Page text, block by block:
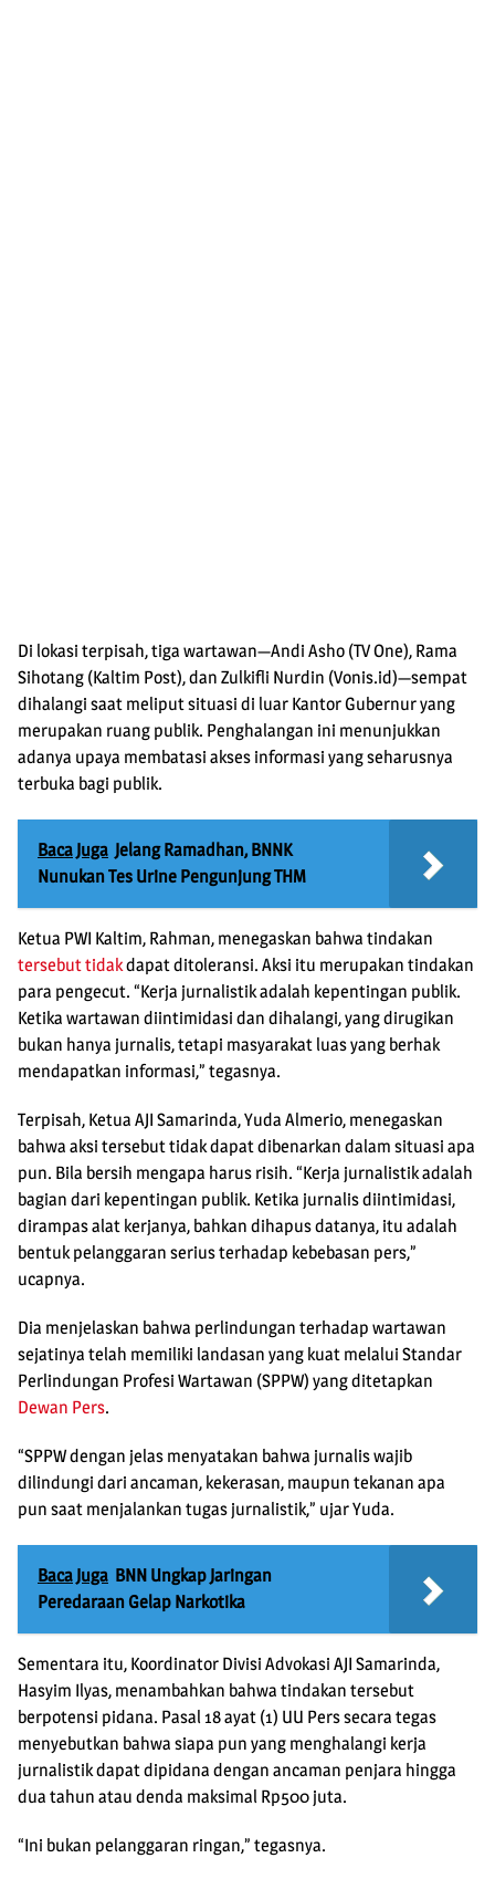
Di lokasi terpisah, tiga wartawan—Andi Asho (TV One), Rama
Sihotang (Kaltim Post), dan Zulkifli Nurdin (Vonis.id)—sempat
dihalangi saat meliput situasi di luar Kantor Gubernur yang
merupakan ruang publik. Penghalangan ini menunjukkan
adanya upaya membatasi akses informasi yang seharusnya
terbuka bagi publik.
Baca Juga Jelang Ramadhan, BNNK
Nunukan Tes Urine Pengunjung THM
Ketua PWI Kaltim, Rahman, menegaskan bahwa tindakan
tersebut tidakdapat ditoleransi. Aksi itu merupakan tindakan
para pengecut. “Kerja jurnalistik adalah kepentingan publik.
Ketika wartawan diintimidasi dan dihalangi, yang dirugikan
bukan hanya jurnalis, tetapi masyarakat luas yang berhak
mendapatkan informasi,” tegasnya.
Terpisah, Ketua AJI Samarinda, Yuda Almerio, menegaskan
bahwa aksi tersebut tidak dapat dibenarkan dalam situasi apa
pun. Bila bersih mengapa harus risih. “Kerja jurnalistik adalah
bagian dari kepentingan publik. Ketika jurnalis diintimidasi,
dirampas alat kerjanya, bahkan dihapus datanya, itu adalah
bentuk pelanggaran serius terhadap kebebasan pers,”
ucapnya.
Dia menjelaskan bahwa perlindungan terhadap wartawan
sejatinya telah memiliki landasan yang kuat melalui Standar
Perlindungan Profesi Wartawan (SPPW) yang ditetapkan
Dewan Pers.
“SPPW dengan jelas menyatakan bahwa jurnalis wajib
dilindungi dari ancaman, kekerasan, maupun tekanan apa
pun saat menjalankan tugas jurnalistik,” ujar Yuda.
Baca Juga BNN Ungkap Jaringan
Peredaraan Gelap Narkotika
Sementara itu, Koordinator Divisi Advokasi AJI Samarinda,
Hasyim Ilyas, menambahkan bahwa tindakan tersebut
berpotensi pidana. Pasal 18 ayat (1) UU Pers secara tegas
menyebutkan bahwa siapa pun yang menghalangi kerja
jurnalistik dapat dipidana dengan ancaman penjara hingga
dua tahun atau denda maksimal Rp500 juta.
“Ini bukan pelanggaran ringan,” tegasnya.